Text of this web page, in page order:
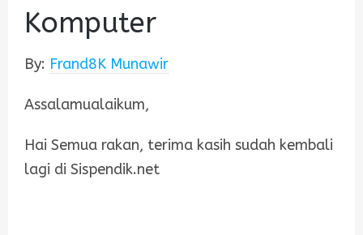
Komputer
By: Frand8K Munawir
Assalamualaikum,
Hai Semua rakan, terima kasih sudah kembali
lagi di Sispendik.net